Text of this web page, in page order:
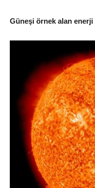
Güneşi örnek alan